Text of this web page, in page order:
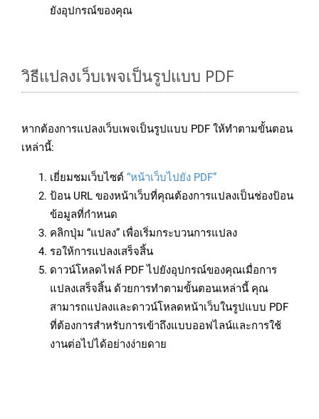
ยังอุปกรณ์ของคุณ
วิธีแปลงเว็บเพจเป็นรูปแบบ PDF
หากต้องการแปลงเว็บเพจเป็นรูปแบบ PDF ให้ทำตามขั้นตอน
เหล่านี้:
เยี่ยมชมเว็บไซต์ “หน้าเว็บไปยัง PDF”
ป้อน URL ของหน้าเว็บที่คุณต้องการแปลงเป็นช่องป้อน
ข้อมูลที่กำหนด
คลิกปุ่ม “แปลง” เพื่อเริ่มกระบวนการแปลง
รอให้การแปลงเสร็จสิ้น
ดาวน์โหลดไฟล์ PDF ไปยังอุปกรณ์ของคุณเมื่อการ
แปลงเสร็จสิ้น ด้วยการทำตามขั้นตอนเหล่านี้ คุณ
สามารถแปลงและดาวน์โหลดหน้าเว็บในรูปแบบ PDF
ที่ต้องการสำหรับการเข้าถึงแบบออฟไลน์และการใช้
งานต่อไปได้อย่างง่ายดาย